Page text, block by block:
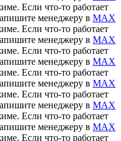
Если что-то работает
менеджеру в MAX
Если что-то работает
менеджеру в MAX
Если что-то работает
менеджеру в MAX
Если что-то работает
менеджеру в MAX
Если что-то работает
менеджеру в MAX
Если что-то работает
менеджеру в MAX
Если что-то работает